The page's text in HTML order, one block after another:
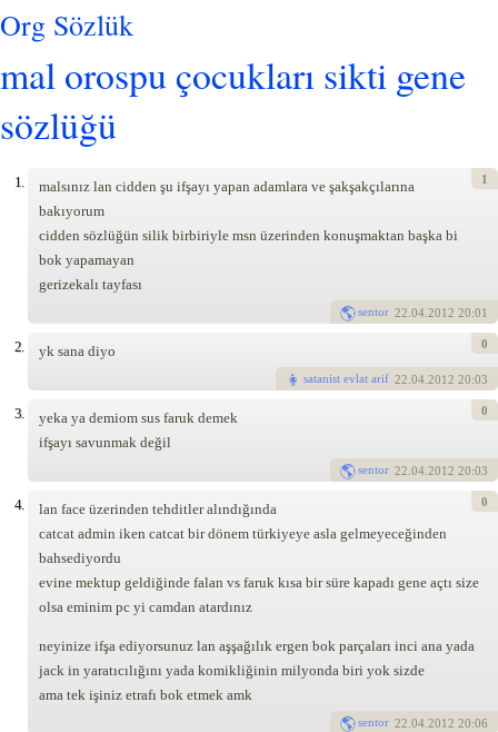
Org Sözlük
mal orospu çocukları sikti gene
sözlüğü
1.
malsınız lan cidden şu ifşayı yapan adamlara ve şakşakçılarına
bakıyorum
cidden sözlüğün silik birbiriyle msn üzerinden konuşmaktan başka bi
bok yapamayan
gerizekalı tayfası
sentor 22.04.2012 20:01
1
2. yk sana diyo
satanist evlat arif 22.04.2012 20:03
0
3.
yeka ya demiom sus faruk demek
ifşayı savunmak değil
sentor 22.04.2012 20:03
0
4.
lan face üzerinden tehditler alındığında
catcat admin iken catcat bir dönem türkiyeye asla gelmeyeceğinden
bahsediyordu
evine mektup geldiğinde falan vs faruk kısa bir süre kapadı gene açtı size
olsa eminim pc yi camdan atardınız
neyinize ifşa ediyorsunuz lan aşşağılık ergen bok parçaları inci ana yada
jack in yaratıcılığını yada komikliğinin milyonda biri yok sizde
ama tek işiniz etrafı bok etmek amk
sentor 22.04.2012 20:06
0